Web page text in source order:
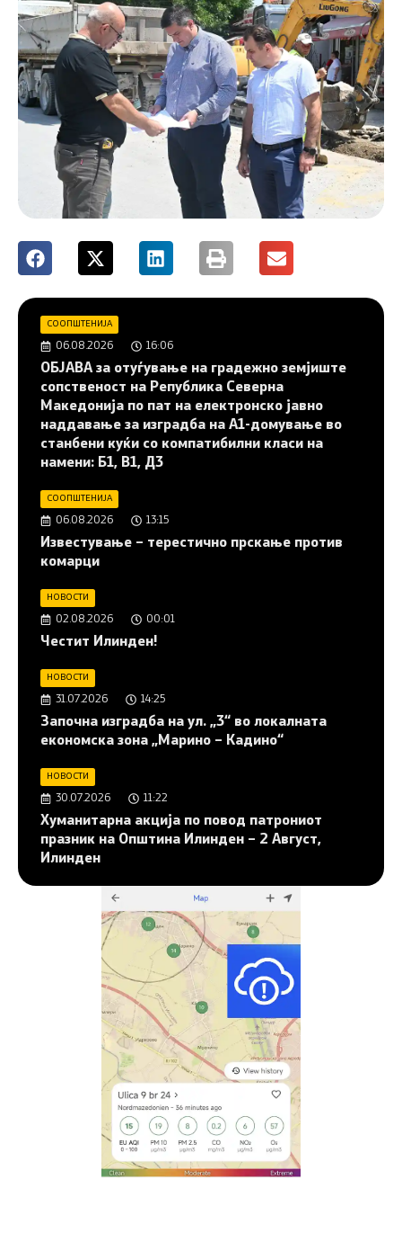
СООПШТЕНИЈА
06.08.2026 16:06
ОБЈАВА за отуѓување на градежно земјиште
сопственост на Република Северна
Македонија по пат на електронско јавно
наддавање за изградба на A1-домување во
станбени куќи со компатибилни класи на
намени: Б1, В1, Д3
СООПШТЕНИЈА
06.08.2026 13:15
Известување – терестично прскање против
комарци
НОВОСТИ
02.08.2026 00:01
Честит Илинден!
НОВОСТИ
31.07.2026 14:25
Започна изградба на ул. „3“ во локалната
економска зона „Марино – Кадино“
НОВОСТИ
30.07.2026 11:22
Хуманитарна акција по повод патрониот
празник на Општина Илинден – 2 Август,
Илинден